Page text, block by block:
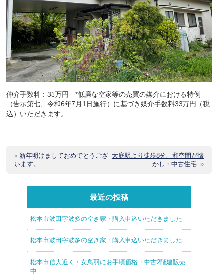
仲介手数料：33万円 *低廉な空家等の売買の媒介における特例
（告示第七、令和6年7月1日施行）に基づき媒介手数料33万円（税
込）いただきます。
« 新年明けましておめでとうござ
います。
大庭駅より徒歩8分、和空間が懐
かし・中古住宅 »
最近の投稿
松本市波田字波多の空き家・購入申込いただきました
松本市波田字波多の空き家・購入申込いただきました
松本市信大近く・女鳥羽にお手頃価格・中古2階建販売
中